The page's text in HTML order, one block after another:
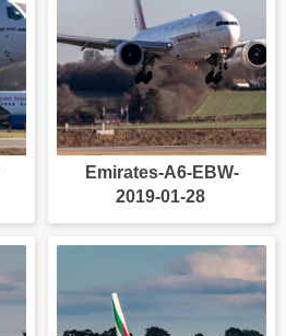
Emirates-A6-EBW-
2019-01-28